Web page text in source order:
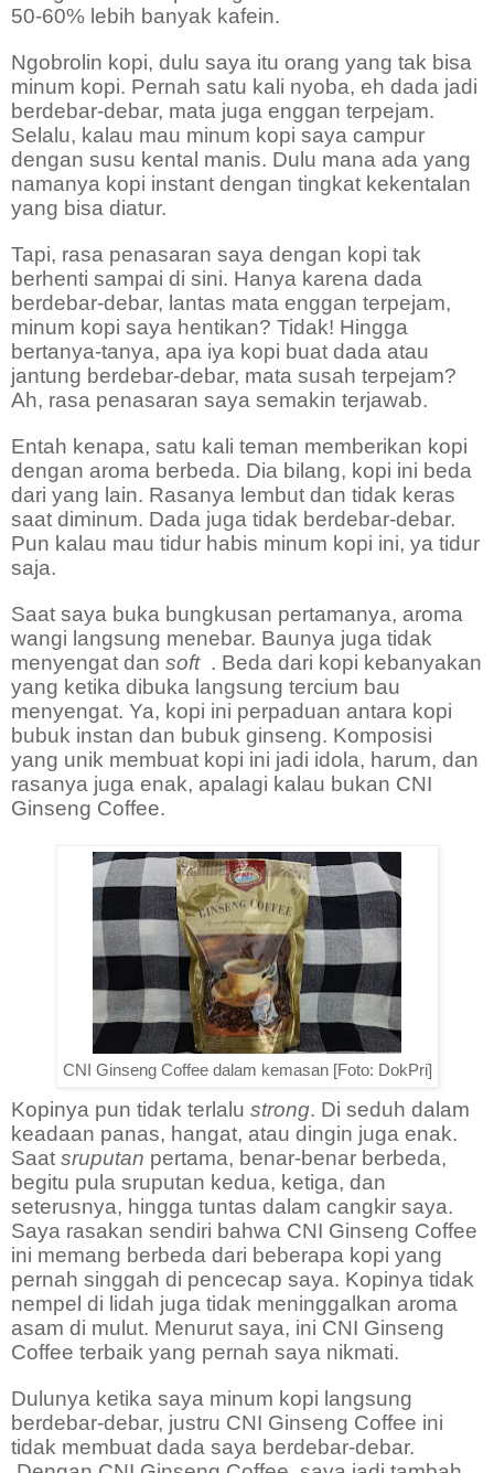
50-60% lebih banyak kafein.
Ngobrolin kopi, dulu saya itu orang yang tak bisa
minum kopi. Pernah satu kali nyoba, eh dada jadi
berdebar-debar, mata juga enggan terpejam.
Selalu, kalau mau minum kopi saya campur
dengan susu kental manis. Dulu mana ada yang
namanya kopi instant dengan tingkat kekentalan
yang bisa diatur.
Tapi, rasa penasaran saya dengan kopi tak
berhenti sampai di sini. Hanya karena dada
berdebar-debar, lantas mata enggan terpejam,
minum kopi saya hentikan? Tidak! Hingga
bertanya-tanya, apa iya kopi buat dada atau
jantung berdebar-debar, mata susah terpejam?
Ah, rasa penasaran saya semakin terjawab.
Entah kenapa, satu kali teman memberikan kopi
dengan aroma berbeda. Dia bilang, kopi ini beda
dari yang lain. Rasanya lembut dan tidak keras
saat diminum. Dada juga tidak berdebar-debar.
Pun kalau mau tidur habis minum kopi ini, ya tidur
saja.
Saat saya buka bungkusan pertamanya, aroma
wangi langsung menebar. Baunya juga tidak
menyengat dan soft . Beda dari kopi kebanyakan
yang ketika dibuka langsung tercium bau
menyengat. Ya, kopi ini perpaduan antara kopi
bubuk instan dan bubuk ginseng. Komposisi
yang unik membuat kopi ini jadi idola, harum, dan
rasanya juga enak, apalagi kalau bukan CNI
Ginseng Coffee.
CNI Ginseng Coffee dalam kemasan [Foto: DokPri]
Kopinya pun tidak terlalu strong. Di seduh dalam
keadaan panas, hangat, atau dingin juga enak.
Saat sruputan pertama, benar-benar berbeda,
begitu pula sruputan kedua, ketiga, dan
seterusnya, hingga tuntas dalam cangkir saya.
Saya rasakan sendiri bahwa CNI Ginseng Coffee
ini memang berbeda dari beberapa kopi yang
pernah singgah di pencecap saya. Kopinya tidak
nempel di lidah juga tidak meninggalkan aroma
asam di mulut. Menurut saya, ini CNI Ginseng
Coffee terbaik yang pernah saya nikmati.
Dulunya ketika saya minum kopi langsung
berdebar-debar, justru CNI Ginseng Coffee ini
tidak membuat dada saya berdebar-debar.